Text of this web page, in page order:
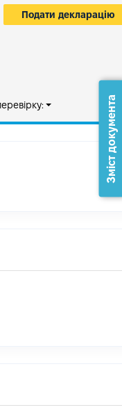
Подати декларацію
Зміст документа